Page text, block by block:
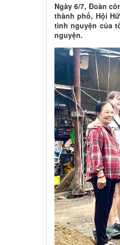
Ngày 6/7, Đoàn
thành phố, Hội
tình nguyện của
nguyện.